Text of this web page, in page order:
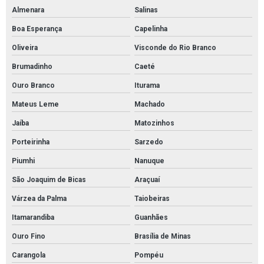
Cordão absorvente de óleo
Cordão absorvente industrial
Cordão absorvente para contenção de vazamento de óleo
Cordão absorvente para contenção de óleo
Cordão absorvente para indústrias químicas
Cordão absorvente para líquidos em geral
Cordão absorvente para petróleo e derivados
Cordão absorvente para produtos químicos
Distribuidor de absorventes industriais
Distribuidor de manta absorvente óleo
Distribuidor de manta para contenção de óleo
Distribuidor mantas brasil
Almenara Salinas
Boa Esperança Capelinha
Oliveira Visconde do Rio Branco
Brumadinho Caeté
Ouro Branco Iturama
Mateus Leme Machado
Jaíba Matozinhos
Porteirinha Sarzedo
Piumhi Nanuque
São Joaquim de Bicas Araçuaí
Várzea da Palma Taiobeiras
Itamarandiba Guanhães
Ouro Fino Brasília de Minas
Carangola Pompéu